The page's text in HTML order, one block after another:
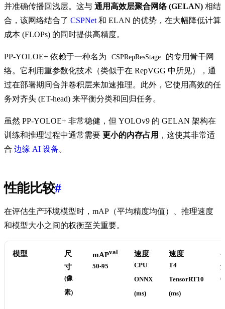
并准确传播回浅层。这与 通用高效层聚合网络 (GELAN) 相结
合，该网络结合了 CSPNet 和 ELAN 的优势，在大幅降低计算
成本 (FLOPs) 的同时提供高精度。
PP-YOLOE+ 依赖于一种名为 CSPRepResStage
的专用骨干网
络。它利用重参数化技术（类似于在 RepVGG 中所见），通
过在部署期间合并卷积层来加速推理。此外，它使用高效的任
务对齐头 (ET-head) 来平衡分类和回归任务。
虽然 PP-YOLOE+ 非常稳健，但 YOLOv9 的 GELAN 架构在
训练和推理过程中通常需要 更小的内存占用 ，这使其非常适
合 边缘 AI 设备。
性能比较#
在评估生产环境模型时，mAP（平均精度均值）、推理速度
和模型大小之间的权衡至关重要。
模型
尺
寸
(像
素)
mAPval
50-95
速度
CPU
ONNX
(ms)
速度
T4
TensorRT10
(ms)